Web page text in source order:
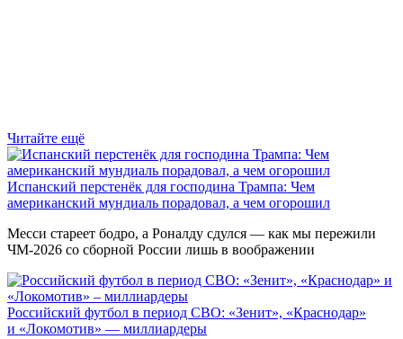
Читайте ещё
Испанский перстенёк для господина Трампа: Чем
американский мундиаль порадовал, а чем огорошил
Месси стареет бодро, а Роналду сдулся — как мы пережили
ЧМ-2026 со сборной России лишь в воображении
Российский футбол в период СВО: «Зенит», «Краснодар»
и «Локомотив» — миллиардеры